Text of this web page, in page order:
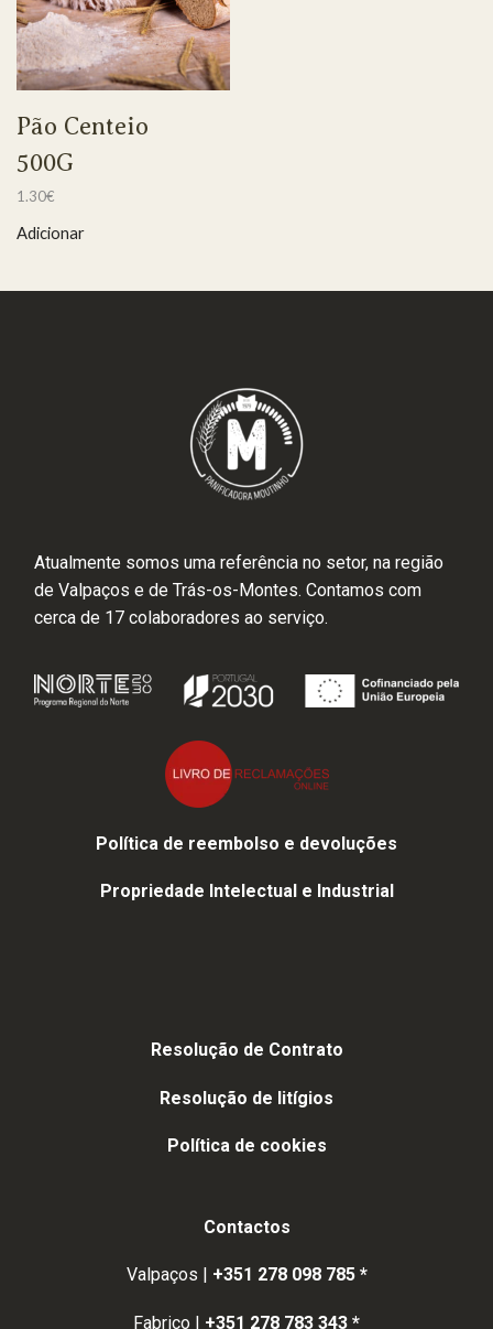
Pão Centeio
500G
1.30€
Adicionar
Atualmente somos uma referência no setor, na região
de Valpaços e de Trás-os-Montes. Contamos com
cerca de 17 colaboradores ao serviço.
Política de reembolso e devoluções
Propriedade Intelectual e Industrial
Resolução de Contrato
Resolução de litígios
Política de cookies
Contactos
Valpaços | +351 278 098 785 *
Fabrico | +351 278 783 343 *